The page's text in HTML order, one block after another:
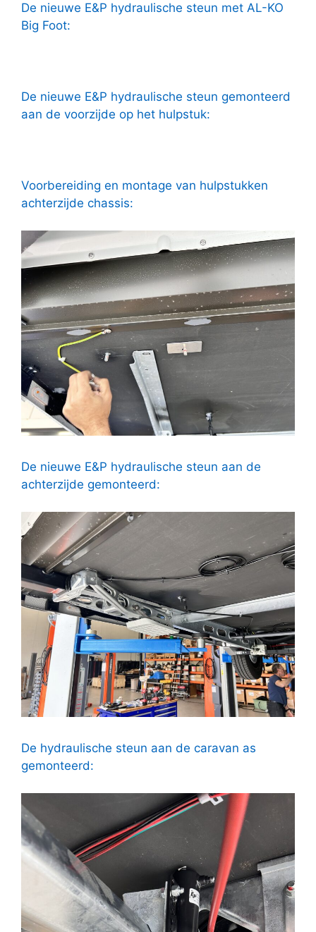
De nieuwe E&P hydraulische steun met AL-KO
Big Foot:
De nieuwe E&P hydraulische steun gemonteerd
aan de voorzijde op het hulpstuk:
Voorbereiding en montage van hulpstukken
achterzijde chassis:
De nieuwe E&P hydraulische steun aan de
achterzijde gemonteerd:
De hydraulische steun aan de caravan as
gemonteerd: